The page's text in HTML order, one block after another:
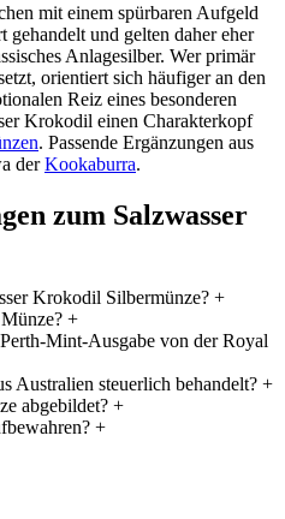
mit einem spürbaren Aufgeld
gehandelt und gelten daher eher
Anlagesilber. Wer primär
orientiert sich häufiger an den
Reiz eines besonderen
Krokodil einen Charakterkopf
. Passende Ergänzungen aus
derKookaburra.
zum Salzwasser
Krokodil Silbermünze? +
+
Mint-Ausgabe von der Royal
Australien steuerlich behandelt? +
abgebildet? +
+